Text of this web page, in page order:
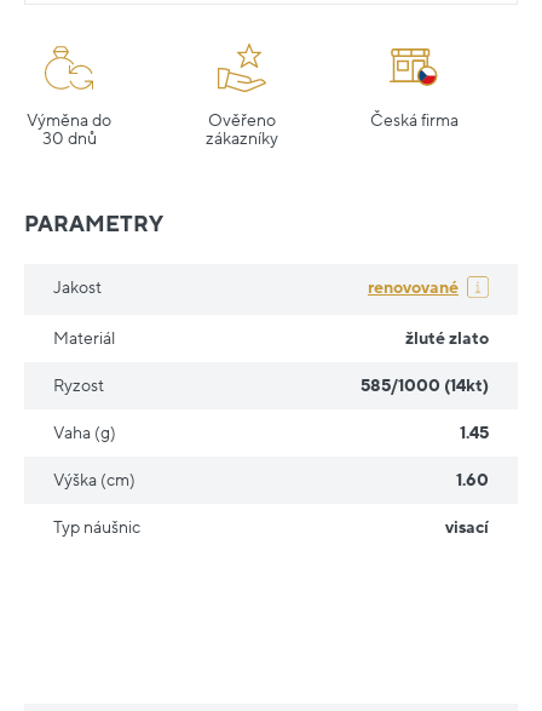
Výměna do
30 dnů
Ověřeno
zákazníky
Česká firma
PARAMETRY
Jakost renovované
Materiál žluté zlato
Ryzost 585/1000 (14kt)
Vaha (g) 1.45
Výška (cm) 1.60
Typ náušnic visací